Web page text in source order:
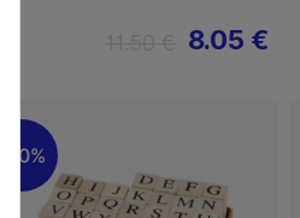
8.05 €
20%